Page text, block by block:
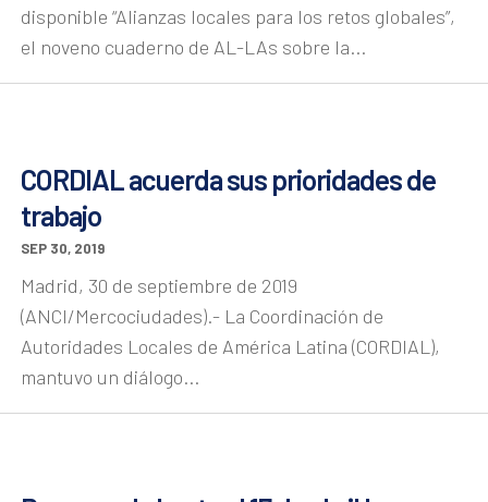
disponible “Alianzas locales para los retos globales”,
el noveno cuaderno de AL-LAs sobre la...
CORDIAL acuerda sus prioridades de
trabajo
SEP 30, 2019
Madrid, 30 de septiembre de 2019
(ANCI/Mercociudades).- La Coordinación de
Autoridades Locales de América Latina (CORDIAL),
mantuvo un diálogo...